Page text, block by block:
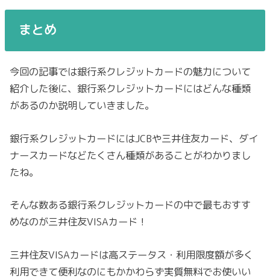
まとめ
今回の記事では銀行系クレジットカードの魅力について
紹介した後に、銀行系クレジットカードにはどんな種類
があるのか説明していきました。
銀行系クレジットカードにはJCBや三井住友カード、ダイ
ナースカードなどたくさん種類があることがわかりまし
たね。
そんな数ある銀行系クレジットカードの中で最もおすす
めなのが三井住友VISAカード！
三井住友VISAカードは高ステータス・利用限度額が多く
利用できて便利なのにもかかわらず実質無料でお使いい